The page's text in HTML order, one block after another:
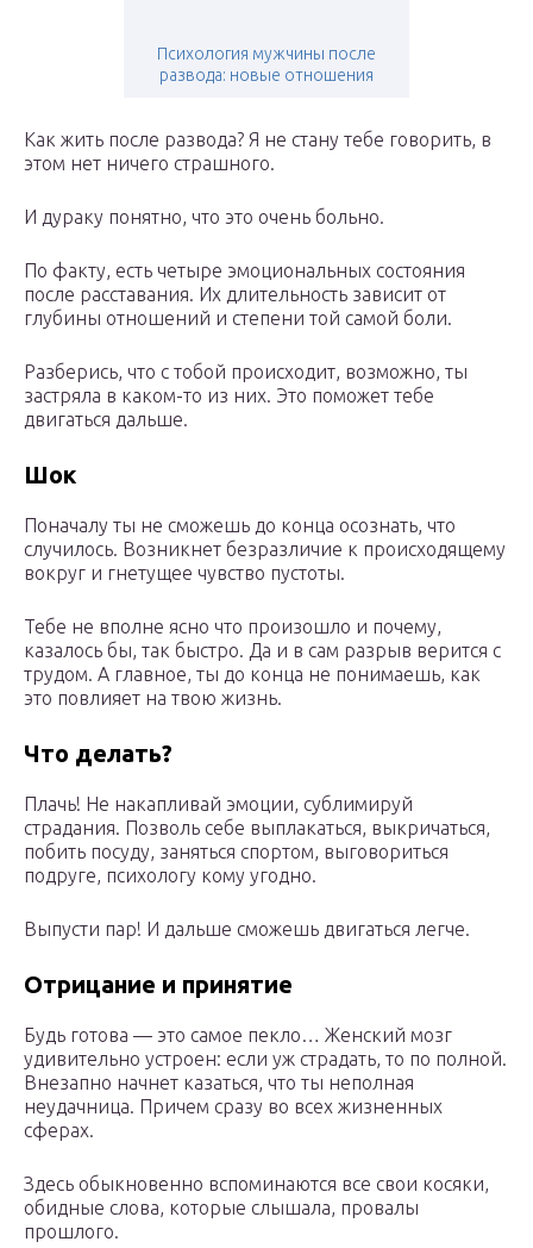
Психология мужчины после
развода: новые отношения
Как жить после развода? Я не стану тебе говорить, в
этом нет ничего страшного.
И дураку понятно, что это очень больно.
По факту, есть четыре эмоциональных состояния
после расставания. Их длительность зависит от
глубины отношений и степени той самой боли.
Разберись, что с тобой происходит, возможно, ты
застряла в каком-то из них. Это поможет тебе
двигаться дальше.
Шок
Поначалу ты не сможешь до конца осознать, что
случилось. Возникнет безразличие к происходящему
вокруг и гнетущее чувство пустоты.
Тебе не вполне ясно что произошло и почему,
казалось бы, так быстро. Да и в сам разрыв верится с
трудом. А главное, ты до конца не понимаешь, как
это повлияет на твою жизнь.
Что делать?
Плачь! Не накапливай эмоции, сублимируй
страдания. Позволь себе выплакаться, выкричаться,
побить посуду, заняться спортом, выговориться
подруге, психологу кому угодно.
Выпусти пар! И дальше сможешь двигаться легче.
Отрицание и принятие
Будь готова — это самое пекло… Женский мозг
удивительно устроен: если уж страдать, то по полной.
Внезапно начнет казаться, что ты неполная
неудачница. Причем сразу во всех жизненных
сферах.
Здесь обыкновенно вспоминаются все свои косяки,
обидные слова, которые слышала, провалы
прошлого.